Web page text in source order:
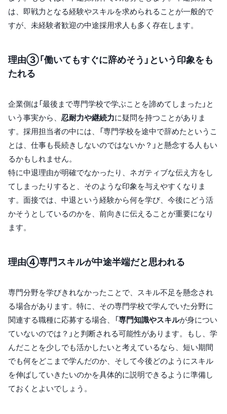
は、即戦力となる経験やスキルを求められることが一般的で
すが、未経験者歓迎の中途採用求人も多く存在します。
理由③「働いてもすぐに辞めそう」という印象をも
たれる
企業側は「最後まで専門学校で学ぶことを諦めてしまった」と
いう事実から、 忍耐力や継続力に疑問を持つことがありま
す。採用担当者の中には、「専門学校を途中で辞めたというこ
とは、仕事も長続きしないのではないか？」と懸念する人もい
るかもしれません。
特に中退理由が明確でなかったり、ネガティブな伝え方をし
てしまったりすると、そのような印象を与えやすくなりま
す。面接では、中退という経験から何を学び、今後にどう活
かそうとしているのかを、前向きに伝えることが重要になり
ます。
理由④専門スキルが中途半端だと思われる
専門分野を学びきれなかったことで、スキル不足を懸念され
る場合があります。特に、その専門学校で学んでいた分野に
関連する職種に応募する場合、「専門知識やスキルが身につい
ていないのでは？」と判断される可能性があります。もし、学
んだことを少しでも活かしたいと考えているなら、短い期間
でも何をどこまで学んだのか、そして今後どのようにスキル
を伸ばしていきたいのかを具体的に説明できるように準備し
ておくとよいでしょう。